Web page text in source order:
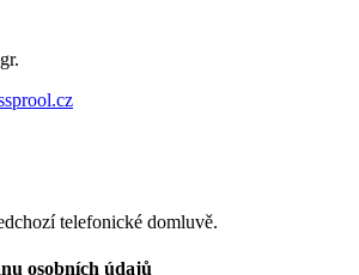
telefonické domluvě.
osobních údajů